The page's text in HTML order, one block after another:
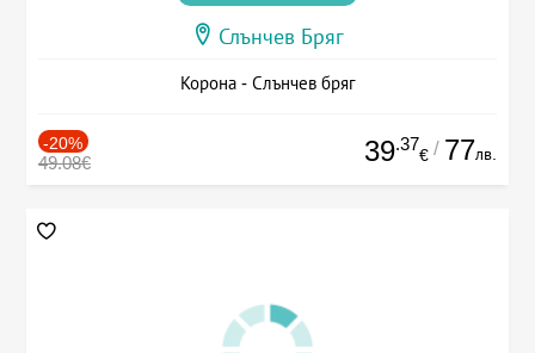
Слънчев Бряг
Корона - Слънчев бряг
-20%
49.08€ 39.37
€ / 77лв.